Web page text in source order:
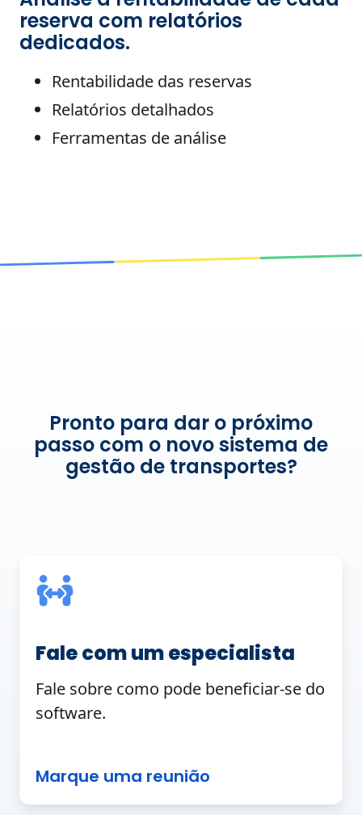
reserva com relatórios
dedicados.
Rentabilidade das reservas
Relatórios detalhados
Ferramentas de análise
Pronto para dar o próximo
passo com o novo sistema de
gestão de transportes?
Fale com um especialista
Fale sobre como pode beneficiar-se do
software.
Marque uma reunião